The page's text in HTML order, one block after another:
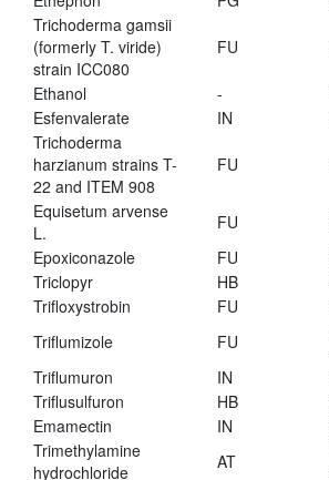
Trichoderma gamsii
(formerly T. viride)
strain ICC080
FU
Ethanol -
Esfenvalerate
IN
Trichoderma
harzianum strains T-
22 and ITEM 908
FU
Equisetum arvense
L.
FU
Epoxiconazole
FU
Triclopyr
HB
Trifloxystrobin
FU
Triflumizole
FU
Triflumuron
IN
Triflusulfuron
HB
Emamectin
IN
Trimethylamine
hydrochloride
AT